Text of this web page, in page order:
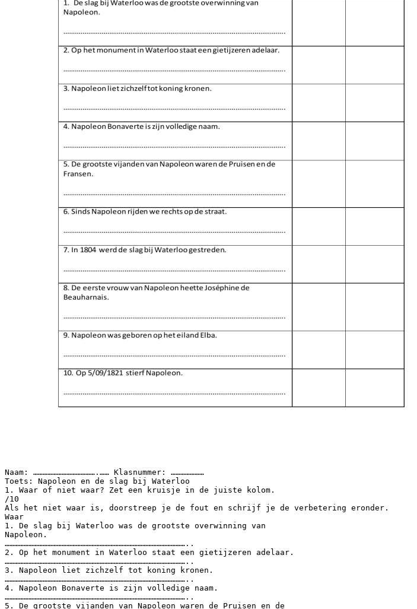
Naam: ………………………………….…… Klasnummer: …………………
Toets: Napoleon en de slag bij Waterloo
1. Waar of niet waar? Zet een kruisje in de juiste kolom.
/10
Als het niet waar is, doorstreep je de fout en schrijf je de verbetering eronder.
Waar
1. De slag bij Waterloo was de grootste overwinning van
Napoleon.
……………………………………………………………………………………………………..
2. Op het monument in Waterloo staat een gietijzeren adelaar.
……………………………………………………………………………………………………..
3. Napoleon liet zichzelf tot koning kronen.
……………………………………………………………………………………………………..
4. Napoleon Bonaverte is zijn volledige naam.
……………………………………………………………………………………………………..
5. De grootste vijanden van Napoleon waren de Pruisen en de